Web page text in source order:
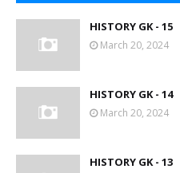
HISTORY GK - 15
March 20, 2024
HISTORY GK - 14
March 20, 2024
HISTORY GK - 13